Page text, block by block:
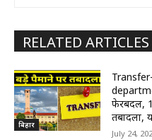
RELATED ARTICLES
बिहार
फेरबदल,
तबादला,
July 24,